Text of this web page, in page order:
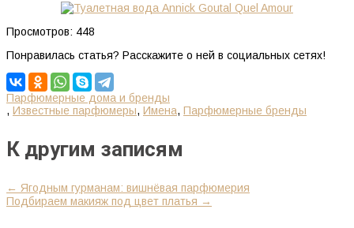
Просмотров: 448
Понравилась статья? Расскажите о ней в социальных сетях!
Парфюмерные дома и бренды
, Известные парфюмеры, Имена, Парфюмерные бренды
К другим записям
← Ягодным гурманам: вишнёвая парфюмерия
Подбираем макияж под цвет платья →